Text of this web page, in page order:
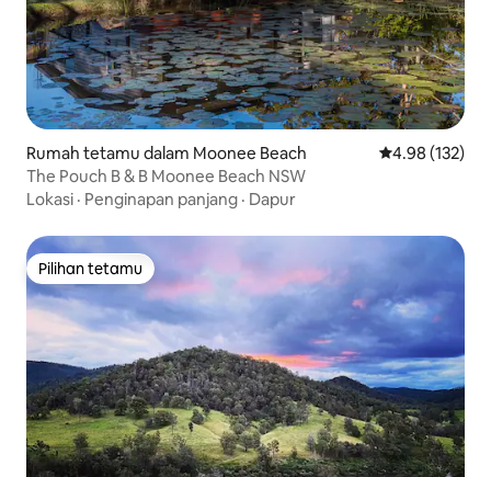
Rumah tetamu dalam Moonee Beach Penarafan
4.98 (132)
The Pouch B & B Moonee Beach NSW
Lokasi · Penginapan panjang · Dapur
Pilihan tetamu
Pilihan tetamu